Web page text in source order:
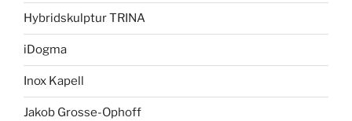
Hybridskulptur TRINA
iDogma
Inox Kapell
Jakob Grosse-Ophoff